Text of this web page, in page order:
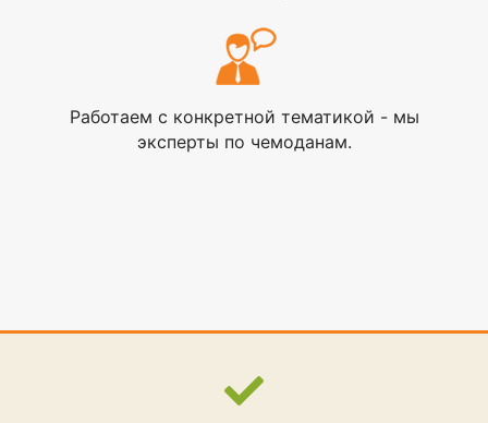
Работаем с конкретной тематикой - мы
эксперты по чемоданам.